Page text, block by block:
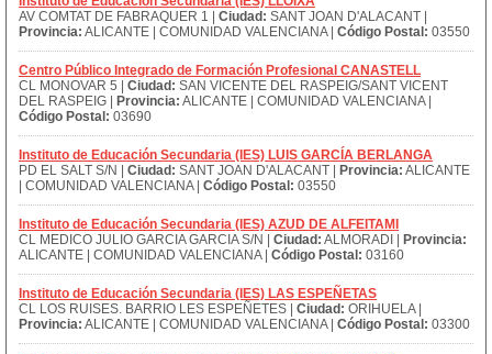
AV COMTAT DE FABRAQUER 1 | Ciudad: SANT JOAN D'ALACANT |
Provincia: ALICANTE | COMUNIDAD VALENCIANA | Código Postal: 03550
Centro Público Integrado de Formación Profesional CANASTELL
CL MONOVAR 5 | Ciudad: SAN VICENTE DEL RASPEIG/SANT VICENT
DEL RASPEIG |
Provincia: ALICANTE | COMUNIDAD VALENCIANA |
Código Postal: 03690
Instituto de Educación Secundaria (IES) LUIS GARCÍA BERLANGA
PD EL SALT S/N | Ciudad: SANT JOAN D'ALACANT | Provincia: ALICANTE
| COMUNIDAD VALENCIANA | Código Postal: 03550
Instituto de Educación Secundaria (IES) AZUD DE ALFEITAMI
CL MEDICO JULIO GARCIA GARCIA S/N | Ciudad: ALMORADI |
Provincia:
ALICANTE | COMUNIDAD VALENCIANA | Código Postal: 03160
Instituto de Educación Secundaria (IES) LAS ESPEÑETAS
CL LOS RUISES. BARRIO LES ESPEÑETES | Ciudad: ORIHUELA |
Provincia: ALICANTE | COMUNIDAD VALENCIANA | Código Postal: 03300